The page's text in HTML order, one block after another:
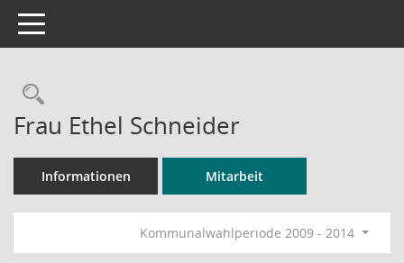
Toggle navigation
Rechercheauswahl
Frau Ethel Schneider
Informationen Mitarbeit
Kommunalwahlperiode 2009 - 2014